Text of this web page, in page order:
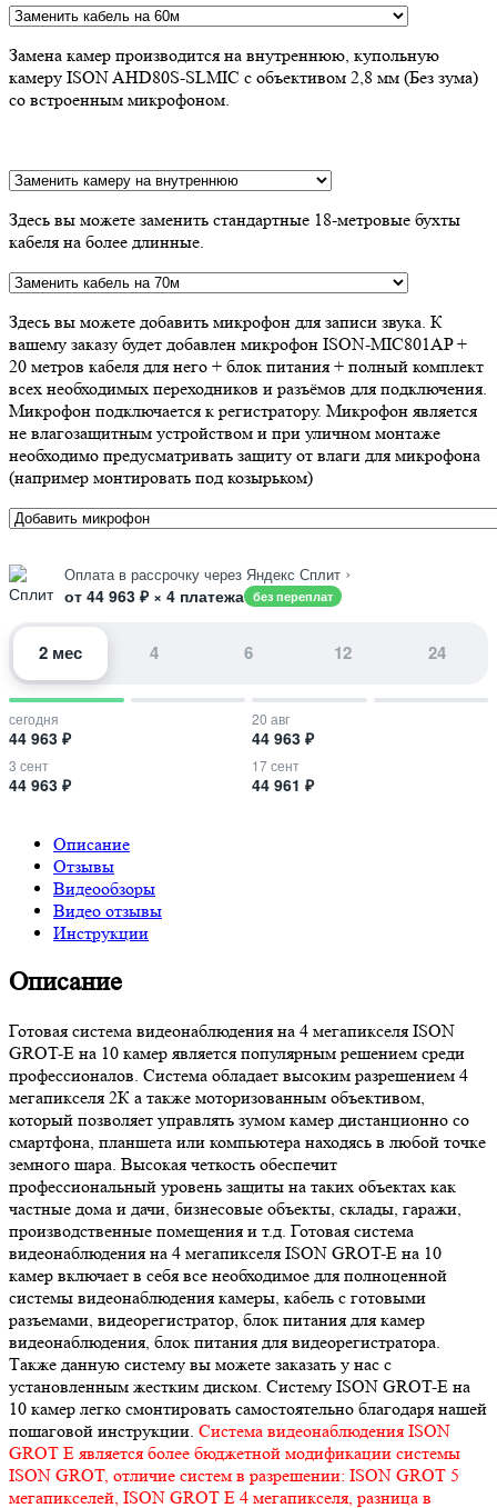
Замена камер производится на внутреннюю, купольную
камеру ISON AHD80S-SLMIC с объективом 2,8 мм (Без зума)
со встроенным микрофоном.
Здесь вы можете заменить стандартные 18-метровые бухты
кабеля на более длинные.
Здесь вы можете добавить микрофон для записи звука. К
вашему заказу будет добавлен микрофон ISON-MIC801AP +
20 метров кабеля для него + блок питания + полный комплект
всех необходимых переходников и разъёмов для подключения.
Микрофон подключается к регистратору. Микрофон является
не влагозащитным устройством и при уличном монтаже
необходимо предусматривать защиту от влаги для микрофона
(например монтировать под козырьком)
Оплата в рассрочку через Яндекс Сплит ›
от 44 963 ₽ × 4 платежа без переплат
2 мес 4 6 12 24
сегодня
44 963 ₽
20 авг
44 963 ₽
3 сент
44 963 ₽
17 сент
44 961 ₽
Описание
Отзывы
Видеообзоры
Видео отзывы
Инструкции
Описание
Готовая система видеонаблюдения на 4 мегапикселя ISON
GROT-E на 10 камер является популярным решением среди
профессионалов. Система обладает высоким разрешением 4
мегапикселя 2К а также моторизованным объективом,
который позволяет управлять зумом камер дистанционно со
смартфона, планшета или компьютера находясь в любой точке
земного шара. Высокая четкость обеспечит
профессиональный уровень защиты на таких объектах как
частные дома и дачи, бизнесовые объекты, склады, гаражи,
производственные помещения и т.д. Готовая система
видеонаблюдения на 4 мегапикселя ISON GROT-E на 10
камер включает в себя все необходимое для полноценной
системы видеонаблюдения камеры, кабель с готовыми
разъемами, видеорегистратор, блок питания для камер
видеонаблюдения, блок питания для видеорегистратора.
Также данную систему вы можете заказать у нас с
установленным жестким диском. Систему ISON GROT-E на
10 камер легко смонтировать самостоятельно благодаря нашей
пошаговой инструкции. Система видеонаблюдения ISON
GROT E является более бюджетной модификации системы
ISON GROT, отличие систем в разрешении: ISON GROT 5
мегапикселей, ISON GROT E 4 мегапикселя, разница в